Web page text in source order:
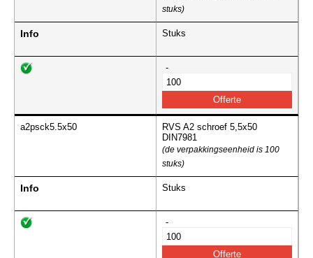
stuks)
Info Stuks
-
a2psck5.5x50
RVS A2 schroef 5,5x50
DIN7981
(de verpakkingseenheid is 100
stuks)
Info Stuks
-